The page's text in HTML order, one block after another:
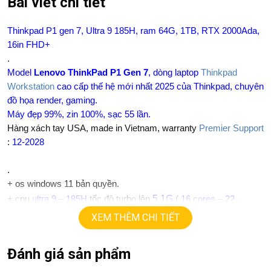
Thinkpad P1 gen 7, Ultra 9 185H, ram 64G, 1TB, RTX 2000Ada,
16in FHD+
.
Model
Lenovo ThinkPad P1 Gen 7, dòng laptop Thinkpad
Workstation cao cấp thế hệ mới nhất 2025 của Thinkpad, chuyên
đồ họa render, gaming.
Máy đẹp 99%, zin 100%, sạc 55 lần.
Hàng xách tay USA, made in Vietnam, warranty Premier Support
: 12-2028
.
+ os windows 11 bản quyền.
+ cpu ultra 9 – 185H tốc độ turbo lên 5.1G ( 16 cores – 22
LPCAMM2 7500MHz
+ lcd16in FHD+ (1920 X 1200). 400 nits, 100% srgb
XEM THÊM CHI TIẾT
Đánh giá sản phẩm